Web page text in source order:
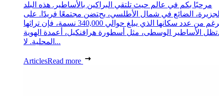
مرحبًا بكم في عالم حيث تلتقي البراكين بالأساطير. هذه البلد
الضائع في شمال الأطلسي، يحتضن مجتمعًا فريدًا. على
الرغم من عدد سكانها الذي يبلغ حوالي 340,000 نسمة، فإن تراثها
الأساطير الوسطى، مثل أسطورة هرافنكيل، أعمدة الهوية
المحلية. لا...
ArticlesRead more